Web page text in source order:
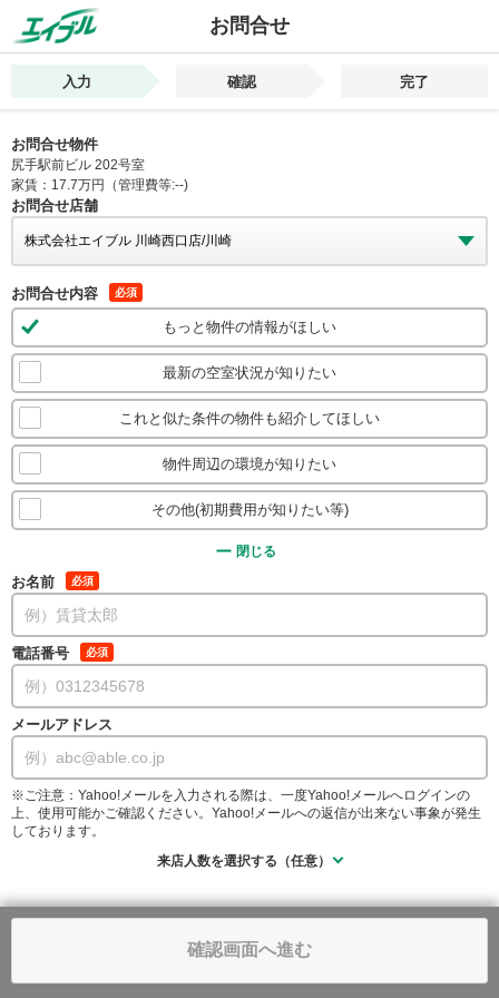
お問合せ
入力 確認 完了
お問合せ物件
尻手駅前ビル 202号室
家賃：17.7万円（管理費等:--)
お問合せ店舗
お問合せ内容 必須
もっと物件の情報がほしい
最新の空室状況が知りたい
これと似た条件の物件も紹介してほしい
物件周辺の環境が知りたい
その他(初期費用が知りたい等)
閉じる
お名前 必須
電話番号 必須
メールアドレス
※ご注意：Yahoo!メールを入力される際は、一度Yahoo!メールへログインの
上、使用可能かご確認ください。Yahoo!メールへの返信が出来ない事象が発生
しております。
来店人数を選択する（任意）
確認画面へ進む